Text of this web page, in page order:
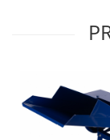
Corpuri de
Lampi solare